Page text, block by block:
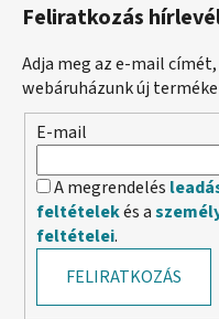
Feliratkozás
Adja meg az e-mail
webáruházunk új
E-mail
A megrendelés
feltételekés a
feltételei.
FELIRATKOZÁS